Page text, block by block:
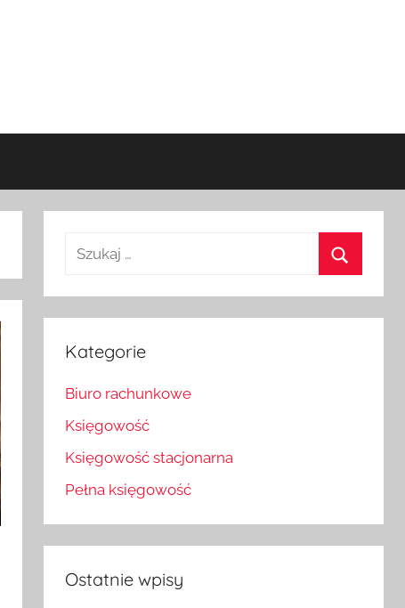
Szukaj:
Kategorie
Biuro rachunkowe
Księgowość
Księgowość stacjonarna
Pełna księgowość
Ostatnie wpisy